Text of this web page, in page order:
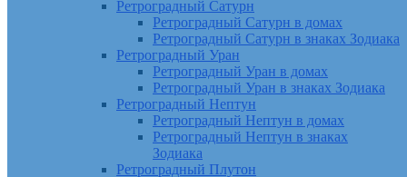
Ретроградный Сатурн
Ретроградный Сатурн в домах
Ретроградный Сатурн в знаках Зодиака
Ретроградный Уран
Ретроградный Уран в домах
Ретроградный Уран в знаках Зодиака
Ретроградный Нептун
Ретроградный Нептун в домах
Ретроградный Нептун в знаках
Зодиака
Ретроградный Плутон